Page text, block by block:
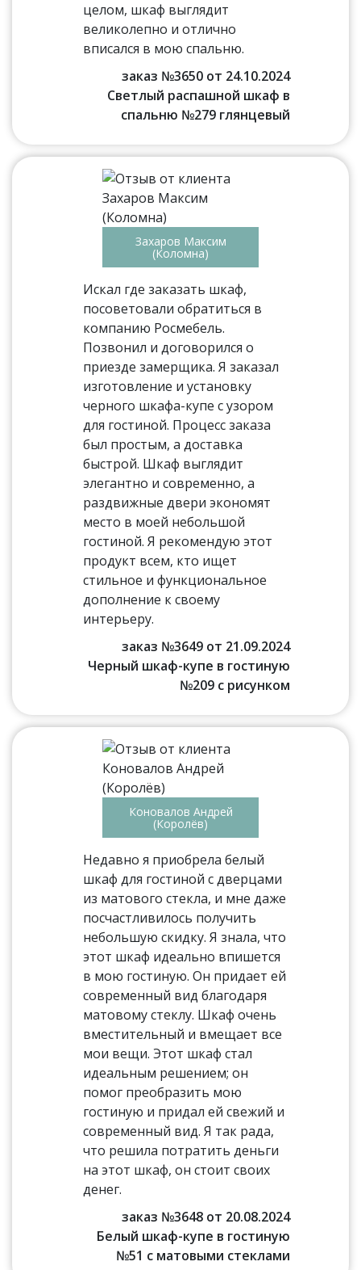
целом, шкаф выглядит
великолепно и отлично
вписался в мою спальню.
заказ №3650 от 24.10.2024
Светлый распашной шкаф в
спальню №279 глянцевый
Захаров Максим
(Коломна)
Искал где заказать шкаф,
посоветовали обратиться в
компанию Росмебель.
Позвонил и договорился о
приезде замерщика. Я заказал
изготовление и установку
черного шкафа-купе с узором
для гостиной. Процесс заказа
был простым, а доставка
быстрой. Шкаф выглядит
элегантно и современно, а
раздвижные двери экономят
место в моей небольшой
гостиной. Я рекомендую этот
продукт всем, кто ищет
стильное и функциональное
дополнение к своему
интерьеру.
заказ №3649 от 21.09.2024
Черный шкаф-купе в гостиную
№209 с рисунком
Коновалов Андрей
(Королёв)
Недавно я приобрела белый
шкаф для гостиной с дверцами
из матового стекла, и мне даже
посчастливилось получить
небольшую скидку. Я знала, что
этот шкаф идеально впишется
в мою гостиную. Он придает ей
современный вид благодаря
матовому стеклу. Шкаф очень
вместительный и вмещает все
мои вещи. Этот шкаф стал
идеальным решением; он
помог преобразить мою
гостиную и придал ей свежий и
современный вид. Я так рада,
что решила потратить деньги
на этот шкаф, он стоит своих
денег.
заказ №3648 от 20.08.2024
Белый шкаф-купе в гостиную
№51 с матовыми стеклами